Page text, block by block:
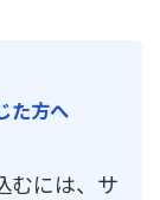
た方へ
むには、サ